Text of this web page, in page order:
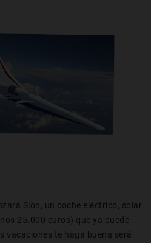
Sion, un coche eléctrico, solar
25.000 euros) que ya puede
vacaciones te haga buena será